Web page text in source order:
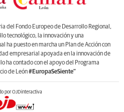
del Fondo Europeo de Desarrollo Regional,
tecnológico, la innovación y una
ha puesto en marcha un Plan de Acción con
empresarial apoyada en la innovación de
ha contado con el apoyo del Programa
de León#EuropaSeSiente”
por OJDinteractiva